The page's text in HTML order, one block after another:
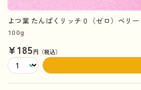
よつ葉 たんぱくリッチ０（ゼロ）ベリ
100g
¥185円（税込）